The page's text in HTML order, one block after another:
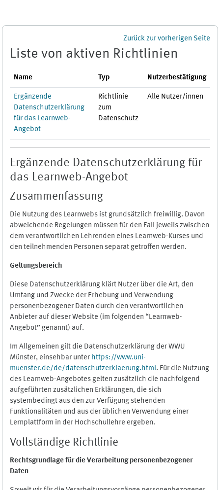
Zurück zur vorherigen Seite
Liste von aktiven Richtlinien
Name Typ Nutzerbestätigung
Ergänzende
Datenschutzerklärung
für das Learnweb-
Angebot
Richtlinie
zum
Datenschutz
Alle Nutzer/innen
Ergänzende Datenschutzerklärung für
das Learnweb-Angebot
Zusammenfassung
Die Nutzung des Learnwebs ist grundsätzlich freiwillig. Davon
abweichende Regelungen müssen für den Fall jeweils zwischen
dem verantwortlichen Lehrenden eines Learnweb-Kurses und
den teilnehmenden Personen separat getroffen werden.
Geltungsbereich
Diese Datenschutzerklärung klärt Nutzer über die Art, den
Umfang und Zwecke der Erhebung und Verwendung
personenbezogener Daten durch den verantwortlichen
Anbieter auf dieser Website (im folgenden “Learnweb-
Angebot” genannt) auf.
Im Allgemeinen gilt die Datenschutzerklärung der WWU
Münster, einsehbar unter https://www.uni-
muenster.de/de/datenschutzerklaerung.html. Für die Nutzung
des Learnweb-Angebotes gelten zusätzlich die nachfolgend
aufgeführten zusätzlichen Erklärungen, die sich
systembedingt aus den zur Verfügung stehenden
Funktionalitäten und aus der üblichen Verwendung einer
Lernplattform in der Hochschullehre ergeben.
Vollständige Richtlinie
Rechtsgrundlage für die Verarbeitung personenbezogener
Daten